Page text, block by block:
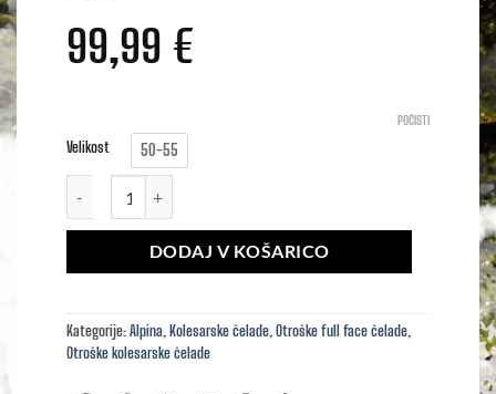
99,99 €
Velikost 50-55
POČISTI
DODAJ V KOŠARICO
Kategorije:Alpina, Kolesarske čelade,Otroške full face čelade,
Otroške kolesarske čelade